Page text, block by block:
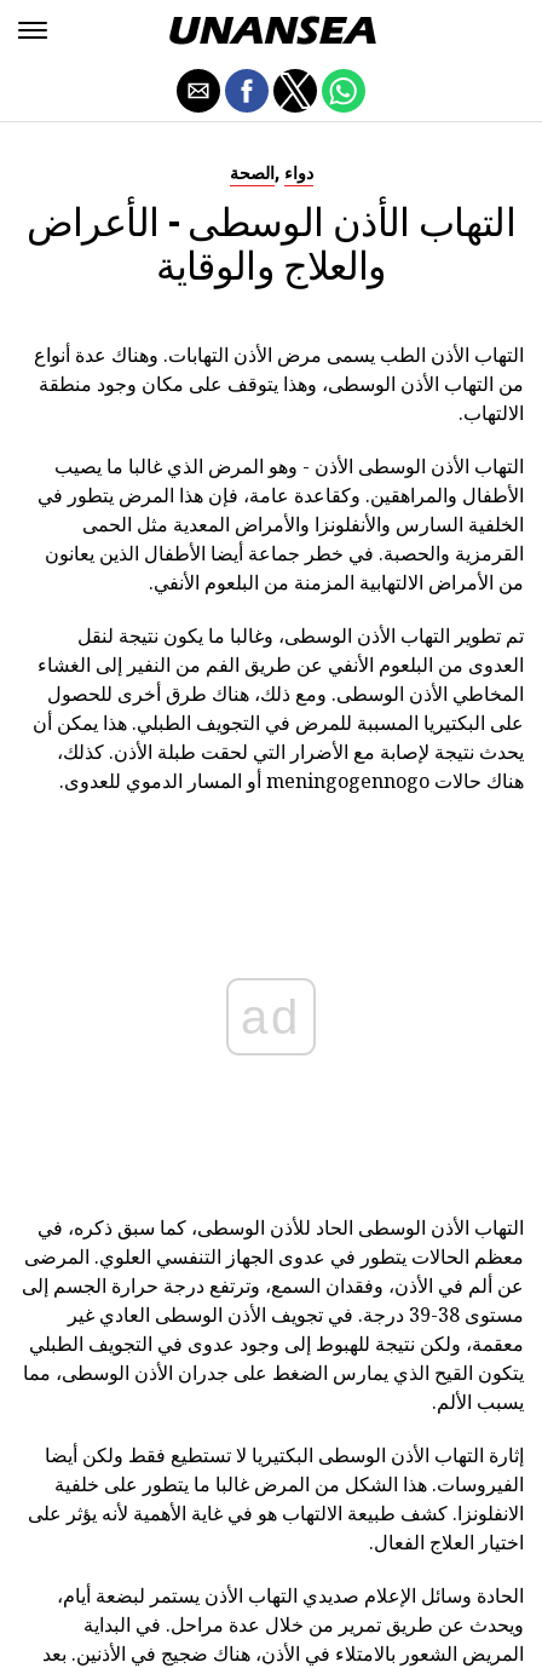
الصحة , دواء
التهاب الأذن الوسطى - الأعراض
والعلاج والوقاية
التهاب الأذن الطب يسمى مرض الأذن التهابات. وهناك عدة أنواع
من التهاب الأذن الوسطى، وهذا يتوقف على مكان وجود منطقة
الالتهاب.
التهاب الأذن الوسطى الأذن - وهو المرض الذي غالبا ما يصيب
الأطفال والمراهقين. وكقاعدة عامة، فإن هذا المرض يتطور في
الخلفية السارس والأنفلونزا والأمراض المعدية مثل الحمى
القرمزية والحصبة. في خطر جماعة أيضا الأطفال الذين يعانون
من الأمراض الالتهابية المزمنة من البلعوم الأنفي.
تم تطوير التهاب الأذن الوسطى، وغالبا ما يكون نتيجة لنقل
العدوى من البلعوم الأنفي عن طريق الفم من النفير إلى الغشاء
المخاطي الأذن الوسطى. ومع ذلك، هناك طرق أخرى للحصول
على البكتيريا المسببة للمرض في التجويف الطبلي. هذا يمكن أن
يحدث نتيجة لإصابة مع الأضرار التي لحقت طبلة الأذن. كذلك،
هناك حالات meningogennogo أو المسار الدموي للعدوى.
ad
التهاب الأذن الوسطى الحاد للأذن الوسطى، كما سبق ذكره، في
معظم الحالات يتطور في عدوى الجهاز التنفسي العلوي. المرضى
عن ألم في الأذن، وفقدان السمع، وترتفع درجة حرارة الجسم إلى
مستوى 38-39 درجة. في تجويف الأذن الوسطى العادي غير
معقمة، ولكن نتيجة للهبوط إلى وجود عدوى في التجويف الطبلي
يتكون القيح الذي يمارس الضغط على جدران الأذن الوسطى، مما
يسبب الألم.
إثارة التهاب الأذن الوسطى البكتيريا لا تستطيع فقط ولكن أيضا
الفيروسات. هذا الشكل من المرض غالبا ما يتطور على خلفية
الانفلونزا. كشف طبيعة الالتهاب هو في غاية الأهمية لأنه يؤثر على
اختيار العلاج الفعال.
الحادة وسائل الإعلام صديدي التهاب الأذن يستمر لبضعة أيام،
ويحدث عن طريق تمرير من خلال عدة مراحل. في البداية
المريض الشعور بالامتلاء في الأذن، هناك ضجيج في الأذنين. بعد